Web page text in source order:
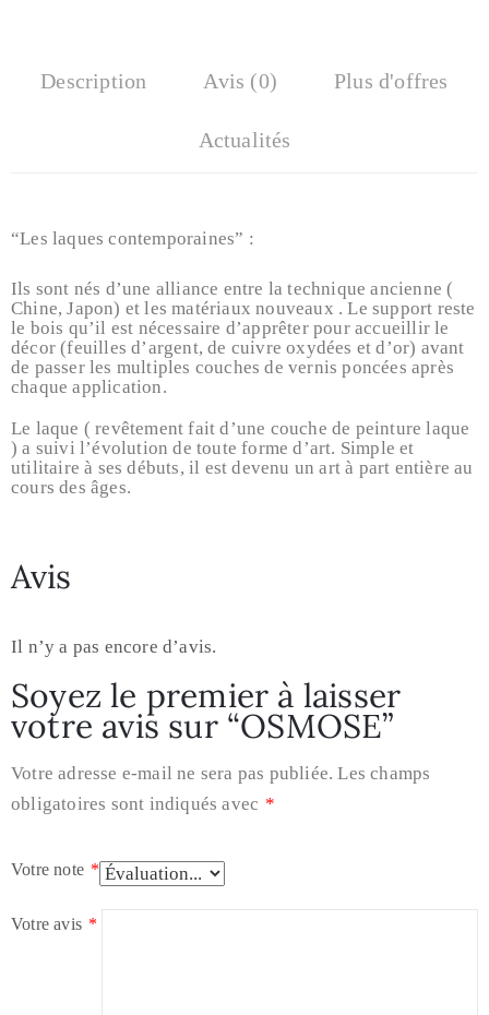
Description Avis (0) Plus d'offres
Actualités
“Les laques contemporaines” :
Ils sont nés d’une alliance entre la technique ancienne (
Chine, Japon) et les matériaux nouveaux . Le support reste
le bois qu’il est nécessaire d’apprêter pour accueillir le
décor (feuilles d’argent, de cuivre oxydées et d’or) avant
de passer les multiples couches de vernis poncées après
chaque application.
Le laque ( revêtement fait d’une couche de peinture laque
) a suivi l’évolution de toute forme d’art. Simple et
utilitaire à ses débuts, il est devenu un art à part entière au
cours des âges.
Avis
Il n’y a pas encore d’avis.
Soyez le premier à laisser
votre avis sur “OSMOSE”
Votre adresse e-mail ne sera pas publiée. Les champs
obligatoires sont indiqués avec *
Votre note *
Votre avis *